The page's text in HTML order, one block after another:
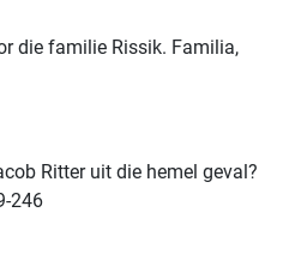
die familie Rissik. Familia,
Ritter uit die hemel geval?
246